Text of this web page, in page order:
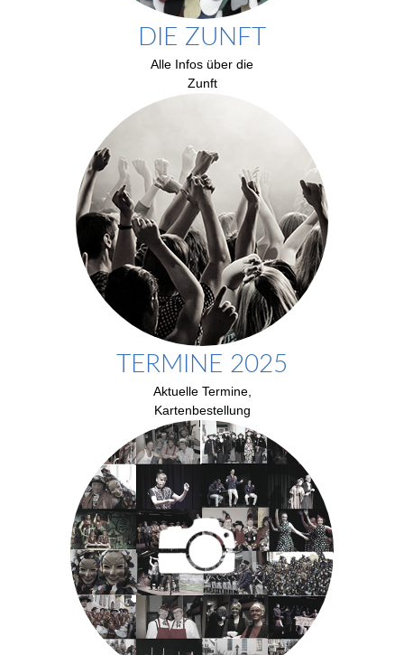
DIE ZUNFT
Alle Infos über die
Zunft
TERMINE 2025
Aktuelle Termine,
Kartenbestellung